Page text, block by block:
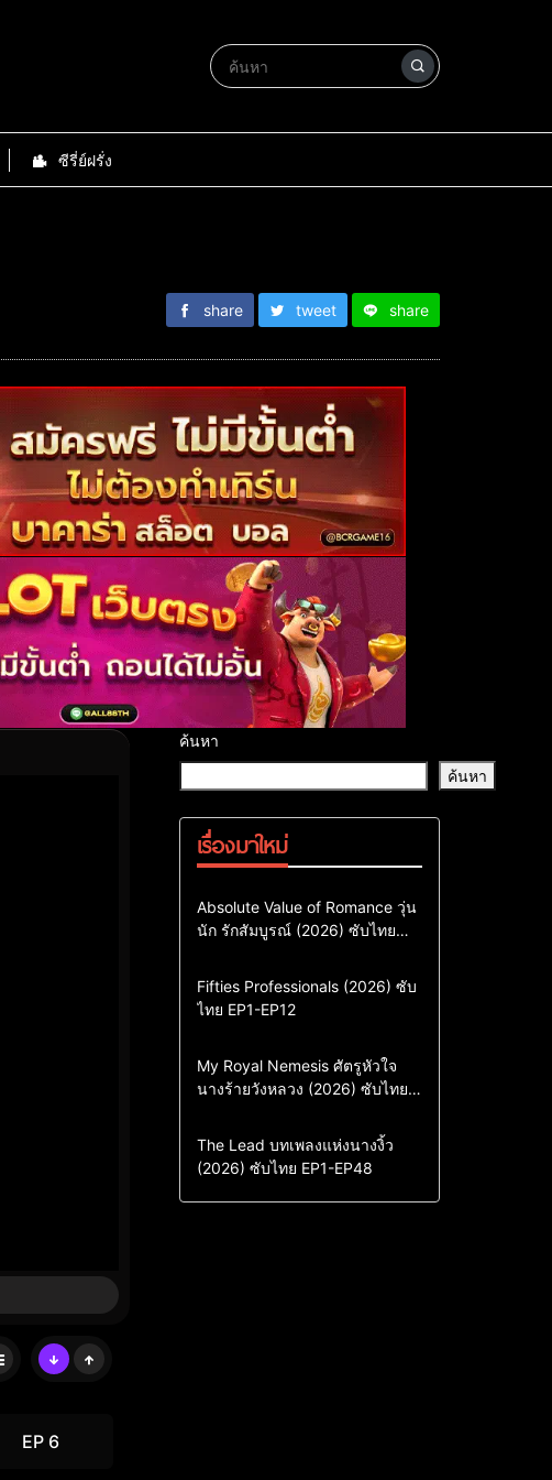
ซีรี่ย์ฝรั่ง
share tweet share
EP 6
ค้นหา
ค้นหา
เรื่องมาใหม่
Comedy Drama
ซีรี่ย์เกาหลี
ซีรี่ย์เกาหลีซับไทย
Absolute Value of Romance วุ่น
นัก รักสัมบูรณ์ (2026) ซับไทย
Action & Adventure
Comedy
Drama
ซีรี่ย์เกาหลี
Fifties Professionals (2026) ซับ
ไทย EP1-EP12
Comedy
Drama
Sci-Fi & Fantasy
ซีรี่ย์เกาหลี
My Royal Nemesis ศัตรูหัวใจ
นางร้ายวังหลวง (2026) ซับไทย
Drama
ซีรี่ย์จีน
ซีรี่ย์จีนซับไทย
The Lead บทเพลงแห่งนางงิ้ว
(2026) ซับไทย EP1-EP48